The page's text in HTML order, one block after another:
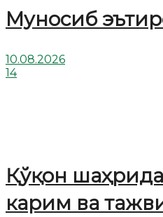
Муносиб
10.08.2026
14
Қўқон
карим ва